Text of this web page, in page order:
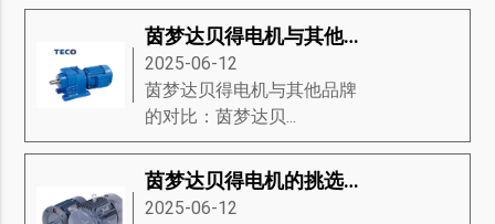
茵梦达贝得电机与其他品牌的对比
2025-06-12
茵梦达贝得电机与其他品牌
的对比：茵梦达贝...
茵梦达贝得电机的挑选方法
2025-06-12